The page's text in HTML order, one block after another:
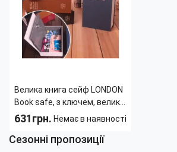
Велика книга сейф LONDON
Book safe, з ключем, велика
24 см висота
631грн. Немає в наявності
Тип:Книга-сейф
Сезонні пропозиції